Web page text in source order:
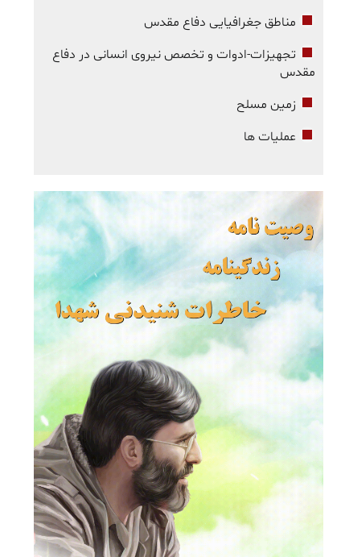
مناطق جغرافیایی دفاع مقدس
تجهیزات-ادوات و تخصص نیروی انسانی در دفاع
مقدس
زمین مسلح
عملیات ها